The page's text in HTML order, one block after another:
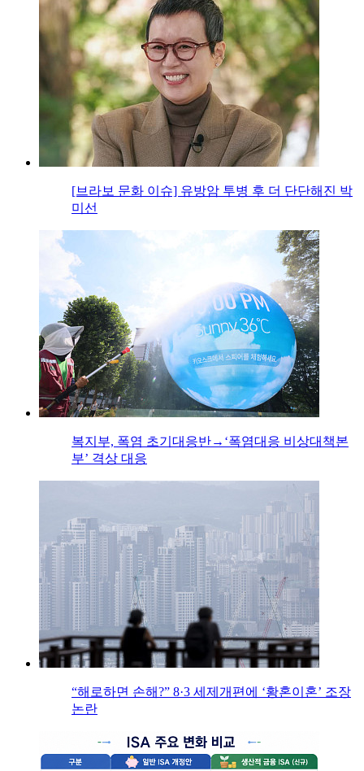
[브라보 문화 이슈] 유방암 투병 후 더 단단해진 박
미선
복지부, 폭염 초기대응반→‘폭염대응 비상대책본
부’ 격상 대응
“해로하면 손해?” 8·3 세제개편에 ‘황혼이혼’ 조장
논란